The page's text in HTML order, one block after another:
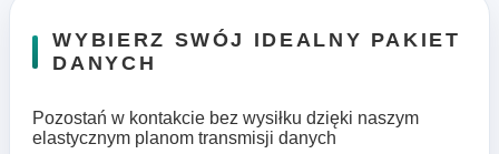
WYBIERZ SWÓJ IDEALNY PAKIET
DANYCH
Pozostań w kontakcie bez wysiłku dzięki naszym
elastycznym planom transmisji danych